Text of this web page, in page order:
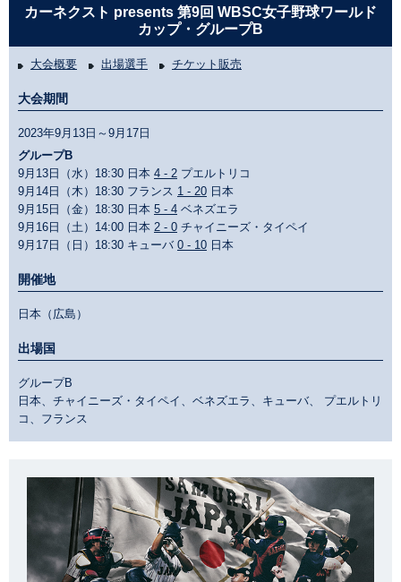
カーネクスト presents 第9回 WBSC女子野球ワールド
カップ・グループB
大会概要 出場選手 チケット販売
大会期間
2023年9月13日～9月17日
グループB
9月13日（水）18:30 日本 4 - 2 プエルトリコ
9月14日（木）18:30 フランス 1 - 20 日本
9月15日（金）18:30 日本 5 - 4 ベネズエラ
9月16日（土）14:00 日本 2 - 0 チャイニーズ・タイペイ
9月17日（日）18:30 キューバ 0 - 10 日本
開催地
日本（広島）
出場国
グループB
日本、チャイニーズ・タイペイ、ベネズエラ、キューバ、 プエルトリ
コ、フランス